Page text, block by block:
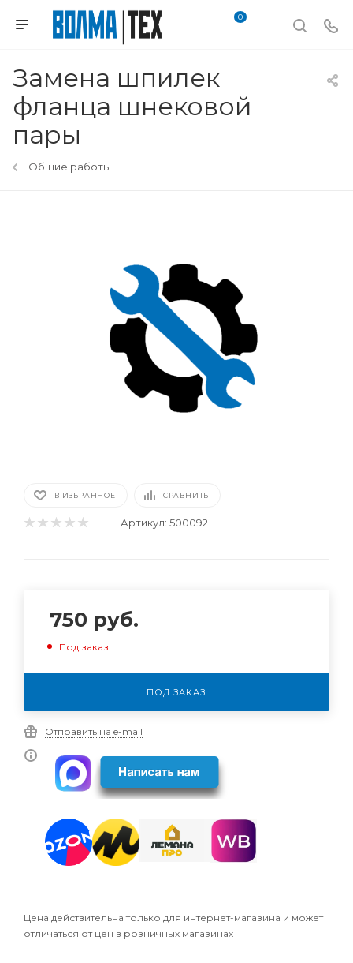
0
Замена шпилек
фланца шнековой
пары
Общие работы
В ИЗБРАННОЕ СРАВНИТЬ
Артикул: 500092
750 руб.
Под заказ
ПОД ЗАКАЗ
Отправить на e-mail
Цена действительна только для интернет-магазина и может
отличаться от цен в розничных магазинах